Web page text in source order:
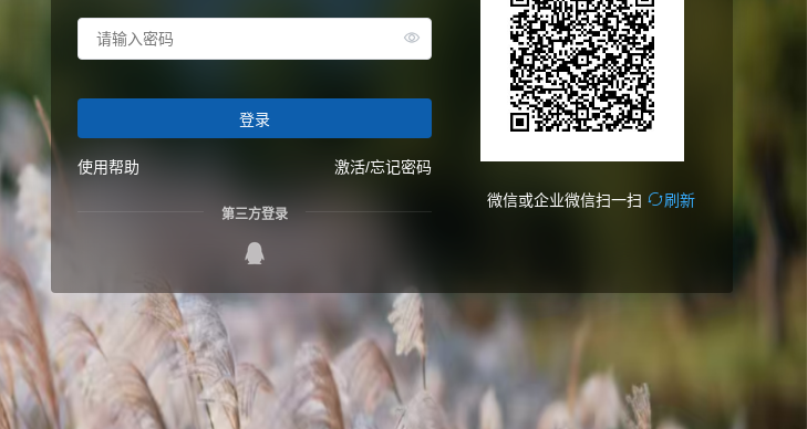
登录
使用帮助 激活/忘记密码
微信或企业微信扫一扫 刷新
第三方登录